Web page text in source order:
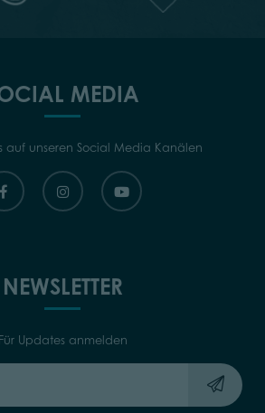
MEDIA
auf unseren Social Media Kanälen
NEWSLETTER
Für Updates anmelden